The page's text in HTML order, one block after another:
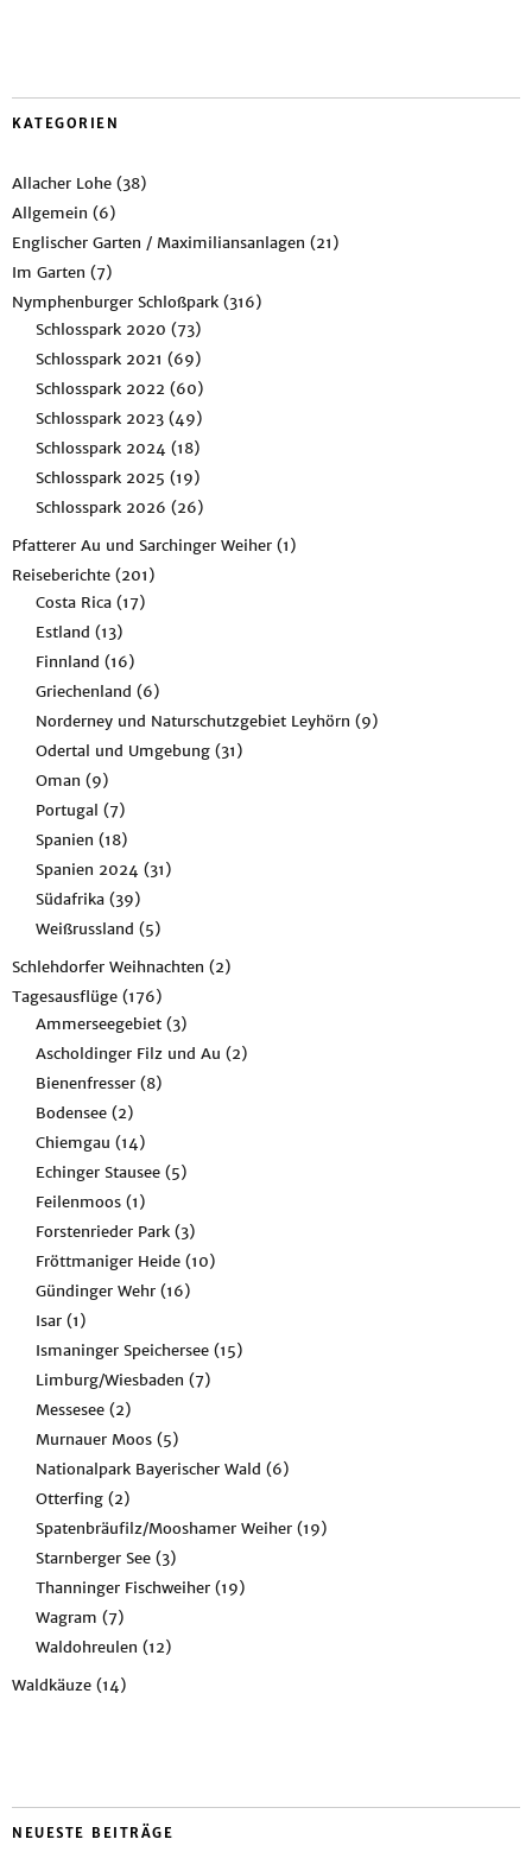
KATEGORIEN
Allacher Lohe (38)
Allgemein (6)
Englischer Garten / Maximiliansanlagen (21)
Im Garten (7)
Nymphenburger Schloßpark (316)
Schlosspark 2020 (73)
Schlosspark 2021 (69)
Schlosspark 2022 (60)
Schlosspark 2023 (49)
Schlosspark 2024 (18)
Schlosspark 2025 (19)
Schlosspark 2026 (26)
Pfatterer Au und Sarchinger Weiher (1)
Reiseberichte (201)
Costa Rica (17)
Estland (13)
Finnland (16)
Griechenland (6)
Norderney und Naturschutzgebiet Leyhörn (9)
Odertal und Umgebung (31)
Oman (9)
Portugal (7)
Spanien (18)
Spanien 2024 (31)
Südafrika (39)
Weißrussland (5)
Schlehdorfer Weihnachten (2)
Tagesausflüge (176)
Ammerseegebiet (3)
Ascholdinger Filz und Au (2)
Bienenfresser (8)
Bodensee (2)
Chiemgau (14)
Echinger Stausee (5)
Feilenmoos (1)
Forstenrieder Park (3)
Fröttmaniger Heide (10)
Gündinger Wehr (16)
Isar (1)
Ismaninger Speichersee (15)
Limburg/Wiesbaden (7)
Messesee (2)
Murnauer Moos (5)
Nationalpark Bayerischer Wald (6)
Otterfing (2)
Spatenbräufilz/Mooshamer Weiher (19)
Starnberger See (3)
Thanninger Fischweiher (19)
Wagram (7)
Waldohreulen (12)
Waldkäuze (14)
NEUESTE BEITRÄGE